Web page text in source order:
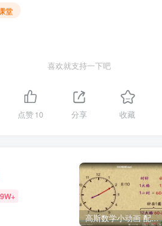
堂
喜欢就支持一下吧
点赞10 分享 收藏
高斯数学小动画 配套小学1-6年级数学 课堂知识点动画教学视频MP4 百度网盘下载